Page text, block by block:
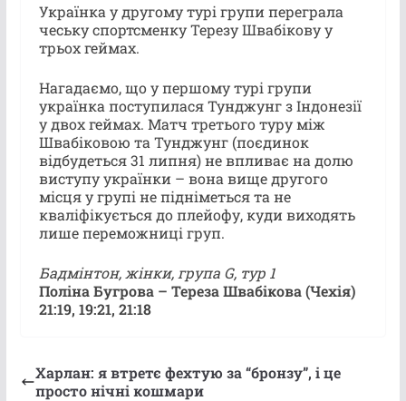
Українка у другому турі групи переграла
чеську спортсменку Терезу Швабікову у
трьох геймах.
Нагадаємо, що у першому турі групи
українка поступилася Тунджунг з Індонезії
у двох геймах. Матч третього туру між
Швабіковою та Тунджунг (поєдинок
відбудеться 31 липня) не впливає на долю
виступу українки – вона вище другого
місця у групі не підніметься та не
кваліфікується до плейофу, куди виходять
лише переможниці груп.
Бадмінтон, жінки, група G, тур 1
Поліна Бугрова – Тереза Швабікова (Чехія)
21:19, 19:21, 21:18
Харлан: я втретє фехтую за “бронзу”, і це
просто нічні кошмари